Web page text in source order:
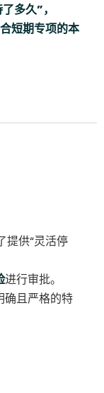
多久”，
短期专项的本
提供“灵活停
进行审批。
确且严格的特